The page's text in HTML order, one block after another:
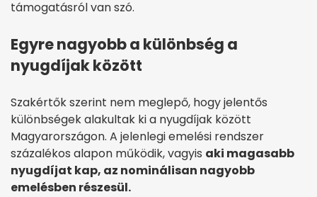
támogatásról van szó.
Egyre nagyobb a különbség a
nyugdíjak között
Szakértők szerint nem meglepő, hogy jelentős
különbségek alakultak ki a nyugdíjak között
Magyarországon. A jelenlegi emelési rendszer
százalékos alapon működik, vagyis aki magasabb
nyugdíjat kap, az nominálisan nagyobb
emelésben részesül.